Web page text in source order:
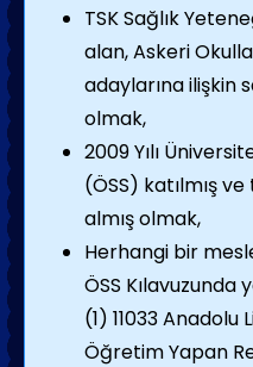
TSK Sağlık
alan, Askeri
adaylarına ilişkin
olmak,
2009 Yılı
(ÖSS) katılmış
almış olmak,
Herhangi bir
ÖSS
(1) 11033 Anadolu
Öğretim Yapan